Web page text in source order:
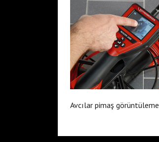
Avcılar pimaş görüntüleme